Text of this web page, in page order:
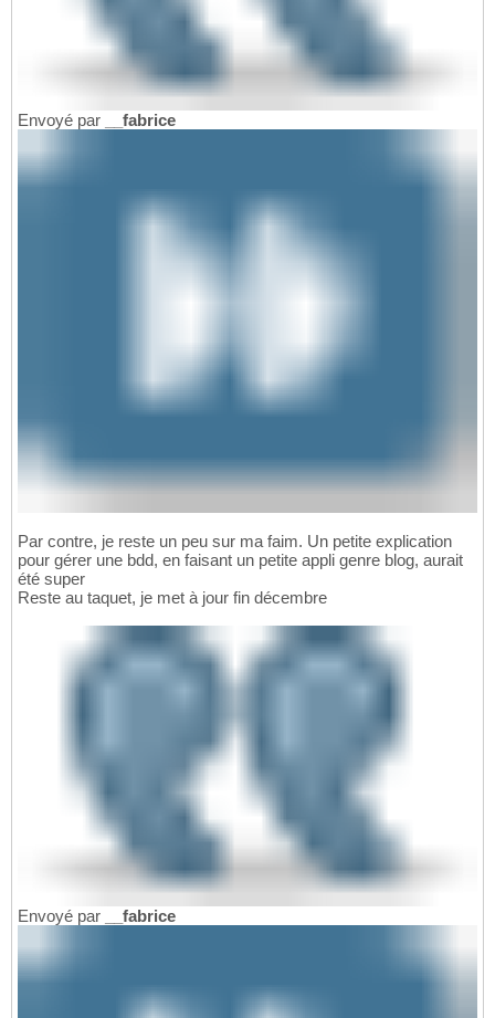
Envoyé par __fabrice
Par contre, je reste un peu sur ma faim. Un petite explication
pour gérer une bdd, en faisant un petite appli genre blog, aurait
été super
Reste au taquet, je met à jour fin décembre
Envoyé par __fabrice